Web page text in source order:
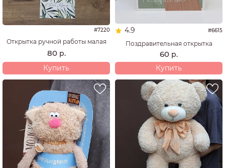
#7220
Открытка ручной работы малая
80 р.
Купить
4.9 #6615
Поздравительная открытка
60 р.
Купить